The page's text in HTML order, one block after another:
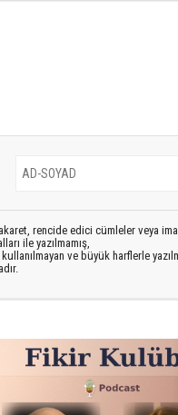
rencide edici cümleler veya
ile yazılmamış,
ve büyük harflerle